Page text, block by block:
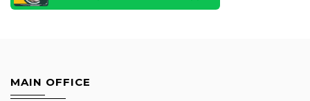
MAIN OFFICE